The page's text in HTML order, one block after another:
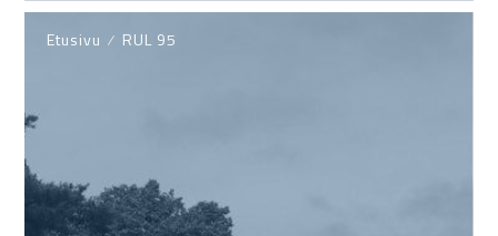
Etusivu ⁄ RUL 95